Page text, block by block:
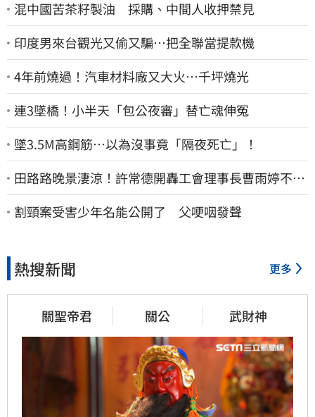
混中國苦茶籽製油 採購、中間人收押禁見
印度男來台觀光又偷又騙…把全聯當提款機
4年前燒過！汽車材料廠又大火…千坪燒光
連3墜橋！小半天「包公夜審」替亡魂伸冤
墜3.5M高鋼筋…以為沒事竟「隔夜死亡」！
田路路晚景淒涼！許常德開轟工會理事長曹雨婷不忍
了：別只包紅包慰問
割頸案受害少年名能公開了 父哽咽發聲
熱搜新聞 更多
關聖帝君 關公 武財神